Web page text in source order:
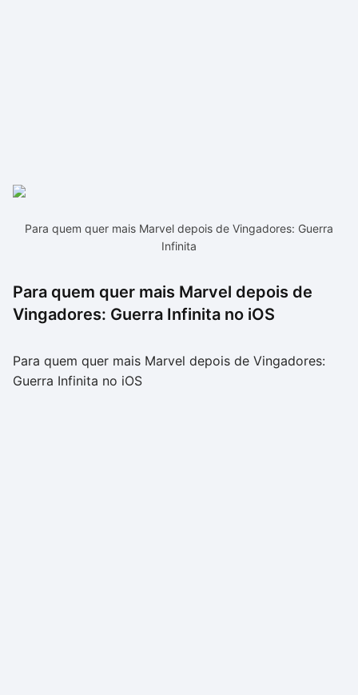
Para quem quer mais Marvel depois de Vingadores: Guerra
Infinita
Para quem quer mais Marvel depois de
Vingadores: Guerra Infinita no iOS
Para quem quer mais Marvel depois de Vingadores:
Guerra Infinita no iOS